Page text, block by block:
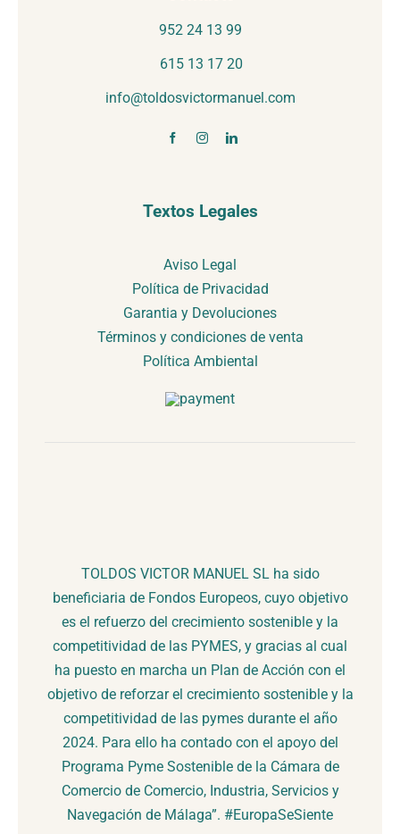
Textos Legales
Aviso Legal
Política de Privacidad
Garantia y Devoluciones
Términos y condiciones de venta
Política Ambiental
952 24 13 99
615 13 17 20
info@toldosvictormanuel.com
TOLDOS VICTOR MANUEL SL ha sido
beneficiaria de Fondos Europeos, cuyo objetivo
es el refuerzo del crecimiento sostenible y la
competitividad de las PYMES, y gracias al cual
ha puesto en marcha un Plan de Acción con el
objetivo de reforzar el crecimiento sostenible y la
competitividad de las pymes durante el año
2024. Para ello ha contado con el apoyo del
Programa Pyme Sostenible de la Cámara de
Comercio de Comercio, Industria, Servicios y
Navegación de Málaga”. #EuropaSeSiente